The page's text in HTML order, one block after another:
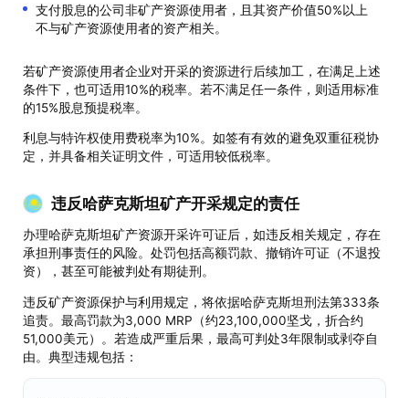
支付股息的公司非矿产资源使用者，且其资产价值50%以上
不与矿产资源使用者的资产相关。
若矿产资源使用者企业对开采的资源进行后续加工，在满足上述
条件下，也可适用10%的税率。若不满足任一条件，则适用标准
的15%股息预提税率。
利息与特许权使用费税率为10%。如签有有效的避免双重征税协
定，并具备相关证明文件，可适用较低税率。
违反哈萨克斯坦矿产开采规定的责任
办理哈萨克斯坦矿产资源开采许可证后，如违反相关规定，存在
承担刑事责任的风险。处罚包括高额罚款、撤销许可证（不退投
资），甚至可能被判处有期徒刑。
违反矿产资源保护与利用规定，将依据哈萨克斯坦刑法第333条
追责。最高罚款为3,000 MRP（约23,100,000坚戈，折合约
51,000美元）。若造成严重后果，最高可判处3年限制或剥夺自
由。典型违规包括：